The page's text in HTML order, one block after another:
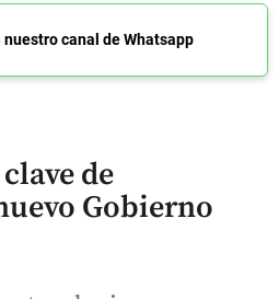
nuestro canal de Whatsapp
de
Gobierno